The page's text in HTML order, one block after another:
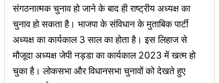
संगठनात्मक चुनाव हो जाने के बाद ही राष्ट्रीय अध्यक्ष का
चुनाव हो सकता है। भाजपा के संविधान के मुताबिक पार्टी
अध्यक्ष का कार्यकाल 3 साल का होता है। इस लिहाज से
मौजूदा अध्यक्ष जेपी नड्डा का कार्यकाल 2023 में खत्म हो
चुका है। लोकसभा और विधानसभा चुनावों को देखते हुए